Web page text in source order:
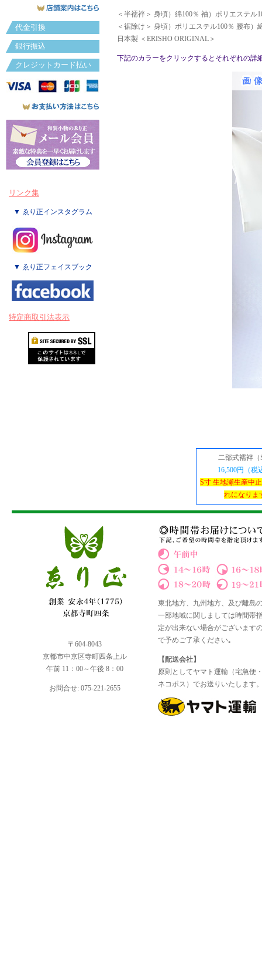
代金引換
銀行振込
クレジットカード払い
リンク集
▼ ゑり正インスタグラム
▼ ゑり正フェイスブック
特定商取引法表示
＜半襦袢＞ 身頃）綿100％ 袖）ポリエステル
＜裾除け＞ 身頃）ポリエステル100％ 腰布）
日本製 ＜ERISHO ORIGINAL＞
下記のカラーをクリックするとそれぞれの詳
二部式襦袢（
16,500円（税
S寸 生地瀬生産中
れになりま
〒604-8043
京都市中京区寺町四条上ル
午前 11：00～午後 8：00
お問合せ: 075-221-2655
東北地方、九州地方、及び離島
一部地域に関しましては時間帯
定が出来ない場合がございます
で予めご了承ください｡
【配送会社】
原則としてヤマト運輸（宅急便
ネコポス）でお送りいたします